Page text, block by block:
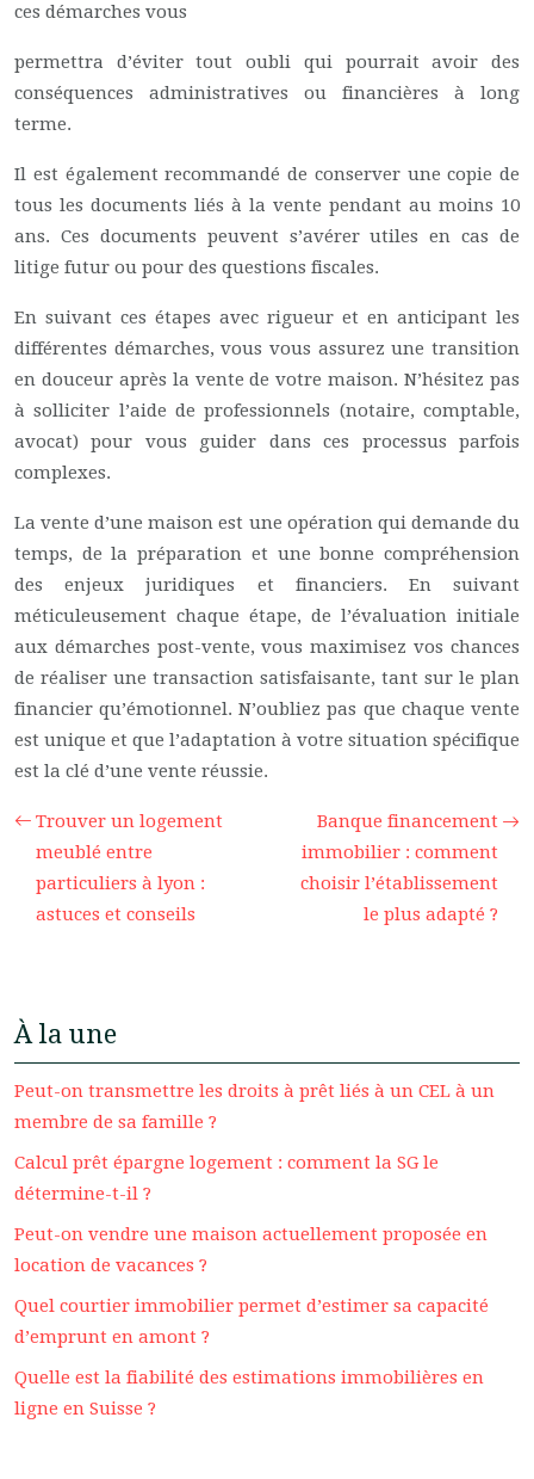
ces démarches vous
permettra d’éviter tout oubli qui pourrait avoir des
conséquences administratives ou financières à long
terme.
Il est également recommandé de conserver une copie de
tous les documents liés à la vente pendant au moins 10
ans. Ces documents peuvent s’avérer utiles en cas de
litige futur ou pour des questions fiscales.
En suivant ces étapes avec rigueur et en anticipant les
différentes démarches, vous vous assurez une transition
en douceur après la vente de votre maison. N’hésitez pas
à solliciter l’aide de professionnels (notaire, comptable,
avocat) pour vous guider dans ces processus parfois
complexes.
La vente d’une maison est une opération qui demande du
temps, de la préparation et une bonne compréhension
des enjeux juridiques et financiers. En suivant
méticuleusement chaque étape, de l’évaluation initiale
aux démarches post-vente, vous maximisez vos chances
de réaliser une transaction satisfaisante, tant sur le plan
financier qu’émotionnel. N’oubliez pas que chaque vente
est unique et que l’adaptation à votre situation spécifique
est la clé d’une vente réussie.
Trouver un logement
meublé entre
particuliers à lyon :
astuces et conseils
Banque financement
immobilier : comment
choisir l’établissement
le plus adapté ?
À la une
Peut-on transmettre les droits à prêt liés à un CEL à un
membre de sa famille ?
Calcul prêt épargne logement : comment la SG le
détermine-t-il ?
Peut-on vendre une maison actuellement proposée en
location de vacances ?
Quel courtier immobilier permet d’estimer sa capacité
d’emprunt en amont ?
Quelle est la fiabilité des estimations immobilières en
ligne en Suisse ?